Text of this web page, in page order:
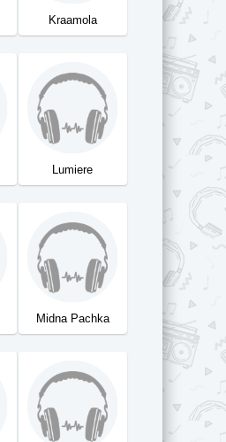
Kraamola
Lumiere
Midna Pachka